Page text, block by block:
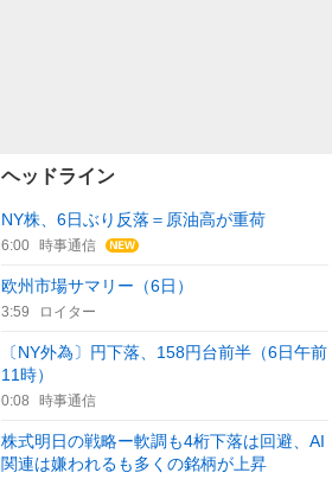
ヘッドライン
NY株、6日ぶり反落＝原油高が重荷
6:00 時事通信
欧州市場サマリー（6日）
3:59 ロイター
〔NY外為〕円下落、158円台前半（6日午前
11時）
0:08 時事通信
株式明日の戦略ー軟調も4桁下落は回避、AI
関連は嫌われるも多くの銘柄が上昇